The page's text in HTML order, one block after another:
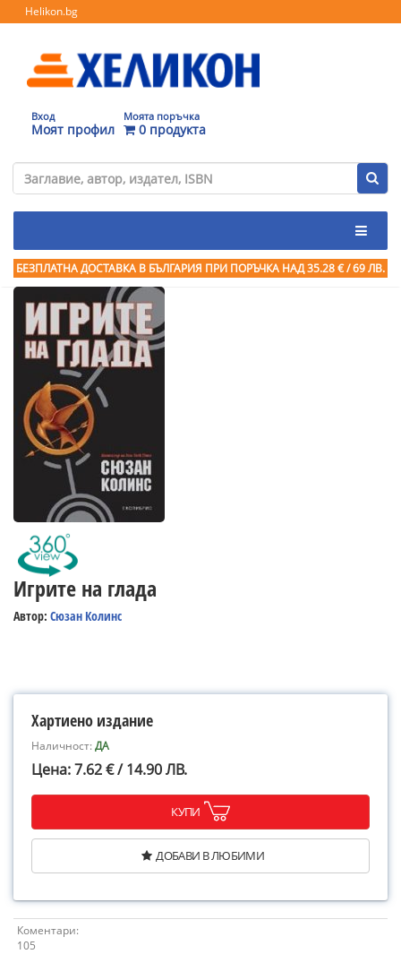
Helikon.bg
Вход
Моят профил
Моята поръчка
0 продукта
БЕЗПЛАТНА ДОСТАВКА В БЪЛГАРИЯ ПРИ ПОРЪЧКА НАД 35.28 € / 69 ЛВ.
Игрите на глада
Автор: Сюзан Колинс
Хартиено издание
Наличност:ДА
Цена: 7.62 € / 14.90 ЛВ.
КУПИ
ДОБАВИ В ЛЮБИМИ
Коментари:
105